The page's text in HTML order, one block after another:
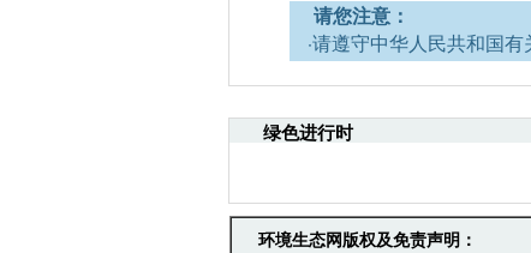
请您注意：
·请遵守中华人民共和国
引起的法律责任。
·发表本评论即表明您已
文章跟帖管理员反映。
绿色进行时
环境生态网版权及免责声明：